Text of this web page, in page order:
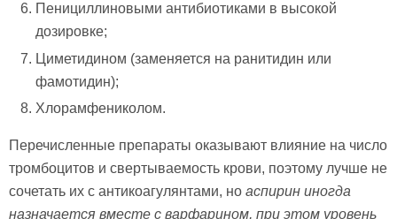
Пенициллиновыми антибиотиками в высокой
дозировке;
Циметидином (заменяется на ранитидин или
фамотидин);
Хлорамфениколом.
Перечисленные препараты оказывают влияние на число
тромбоцитов и свертываемость крови, поэтому лучше не
сочетать их с антикоагулянтами, но аспирин иногда
назначается вместе с варфарином, при этом уровень